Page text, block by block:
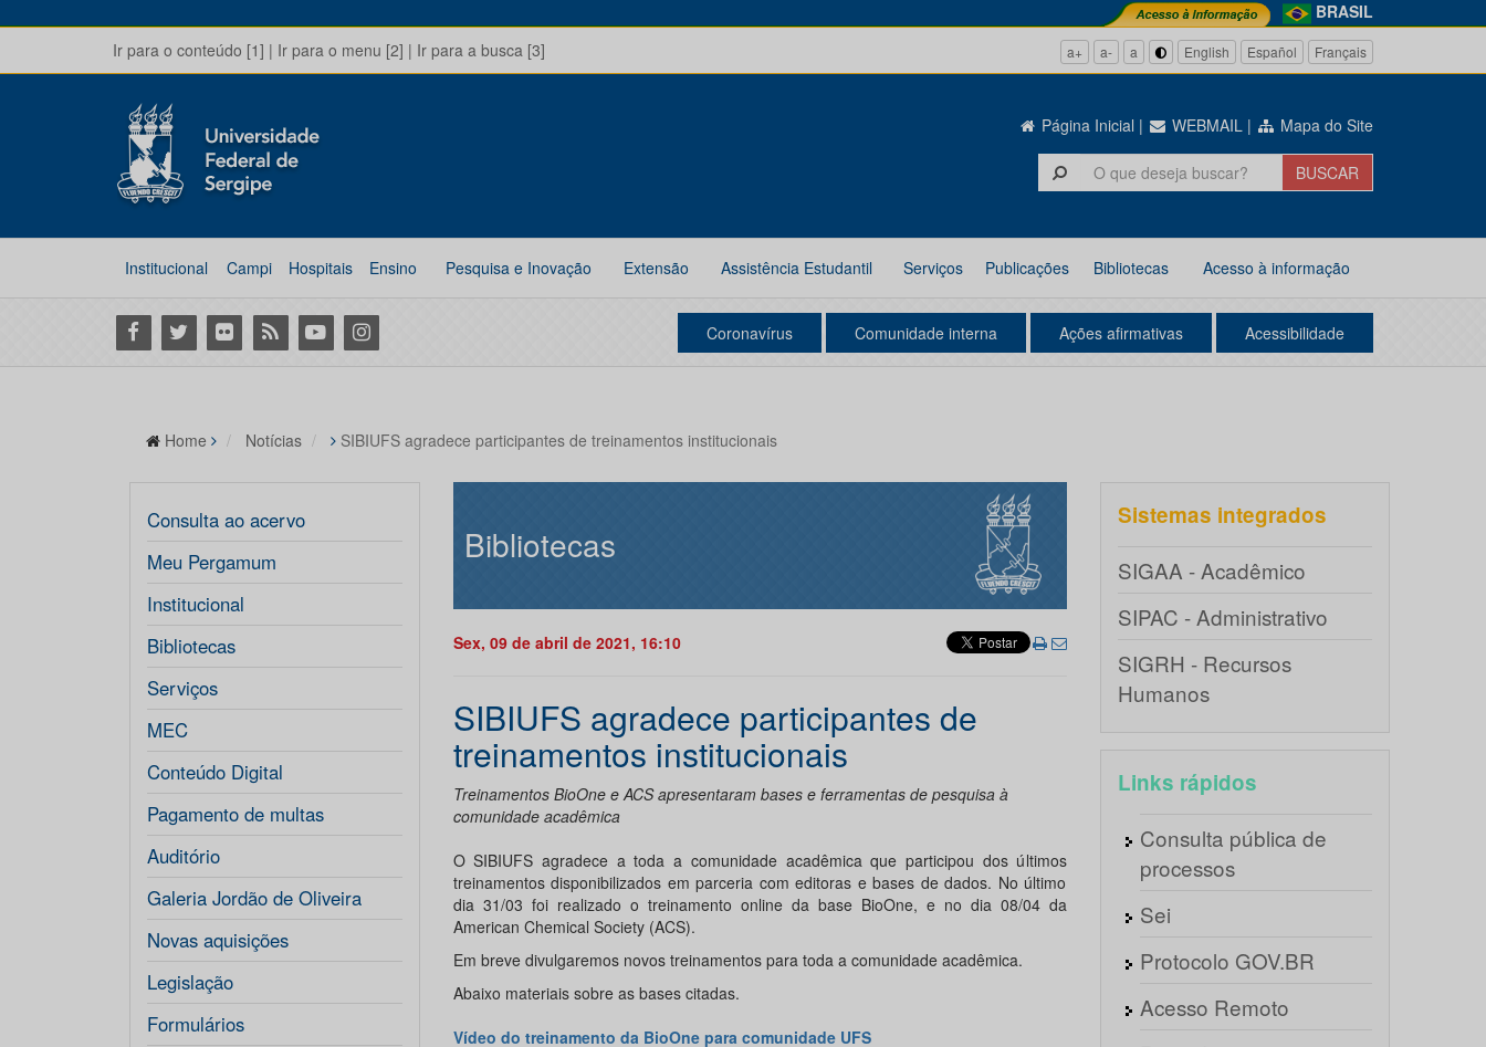
BRASIL
Ir para o conteúdo [1] | Ir para o menu [2] | Ir para a busca [3] a+ a- a English Español Français
Página Inicial | WEBMAIL | Mapa do Site
Institucional Campi Hospitais Ensino Pesquisa e Inovação Extensão Assistência Estudantil Serviços Publicações Bibliotecas Acesso à informação
Facebook
Twitter Flickr RSS YoutubeInstagram Coronavírus Comunidade interna Ações afirmativas Acessibilidade
Home Notícias SIBIUFS agradece participantes de treinamentos institucionais
Consulta ao acervo
Meu Pergamum
Institucional
Bibliotecas
Serviços
MEC
Conteúdo Digital
Pagamento de multas
Auditório
Galeria Jordão de Oliveira
Novas aquisições
Legislação
Formulários
Bibliotecas
Sex, 09 de abril de 2021, 16:10
SIBIUFS agradece participantes de
treinamentos institucionais
Treinamentos BioOne e ACS apresentaram bases e ferramentas de pesquisa à
comunidade acadêmica
O SIBIUFS agradece a toda a comunidade acadêmica que participou dos últimos
treinamentos disponibilizados em parceria com editoras e bases de dados. No último
dia 31/03 foi realizado o treinamento online da base BioOne, e no dia 08/04 da
American Chemical Society (ACS).
Em breve divulgaremos novos treinamentos para toda a comunidade acadêmica.
Abaixo materiais sobre as bases citadas.
Vídeo do treinamento da BioOne para comunidade UFS
Sistemas integrados
SIGAA - Acadêmico
SIPAC - Administrativo
SIGRH - Recursos
Humanos
Links rápidos
Consulta pública de
processos
Sei
Protocolo GOV.BR
Acesso Remoto